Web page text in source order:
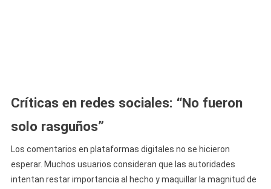
Críticas en redes sociales: “No fueron
solo rasguños”
Los comentarios en plataformas digitales no se hicieron
esperar. Muchos usuarios consideran que las autoridades
intentan restar importancia al hecho y maquillar la magnitud de